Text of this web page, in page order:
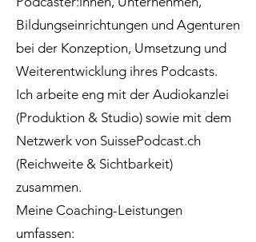
Bildungseinrichtungen und Agenturen
bei der Konzeption, Umsetzung und
Weiterentwicklung ihres Podcasts.
Ich arbeite eng mit der Audiokanzlei
(Produktion & Studio) sowie mit dem
Netzwerk von SuissePodcast.ch
(Reichweite & Sichtbarkeit)
zusammen.
Meine Coaching-Leistungen
umfassen: